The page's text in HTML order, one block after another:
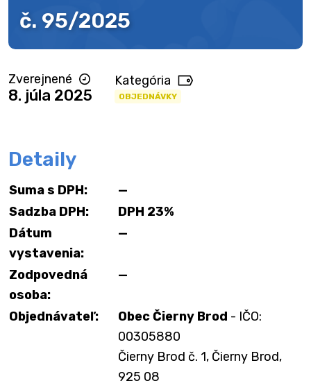
č. 95/2025
Zverejnené
8. júla 2025
Kategória
OBJEDNÁVKY
Detaily
Suma s DPH:
—
Sadzba DPH:
DPH 23%
Dátum
vystavenia:
—
Zodpovedná
osoba:
—
Objednávateľ: Obec Čierny Brod - IČO:
00305880
Čierny Brod č. 1, Čierny Brod,
925 08